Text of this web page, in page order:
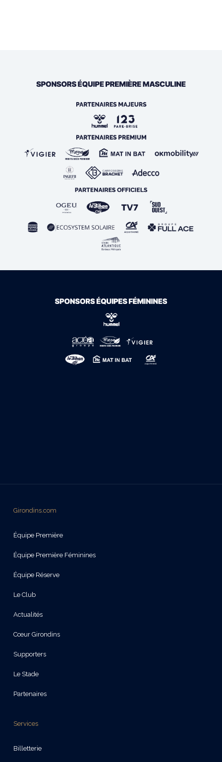
Girondins.com
Équipe Première
Équipe Première Féminines
Équipe Réserve
Le Club
Actualités
Cœur Girondins
Supporters
Le Stade
Partenaires
Services
Billetterie